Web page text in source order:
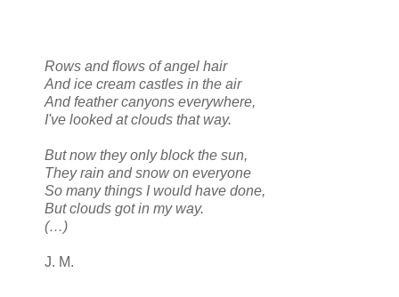
Rows and flows of angel hair
And ice cream castles in the air
And feather canyons everywhere,
I've looked at clouds that way.
But now they only block the sun,
They rain and snow on everyone
So many things I would have done,
But clouds got in my way.
(…)
J. M.